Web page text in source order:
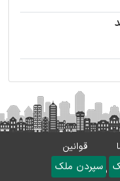
قوانین
با ما
سپردن ملک